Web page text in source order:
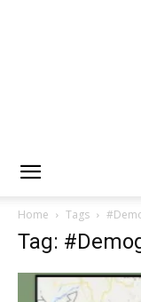
Home Tags
Tag: